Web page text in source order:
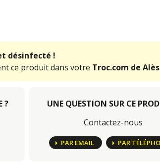
désinfecté !
ce produit dans votre Troc.com de Alès
?
UNE QUESTION SUR CE
Contactez-nous
PAR EMAIL PAR